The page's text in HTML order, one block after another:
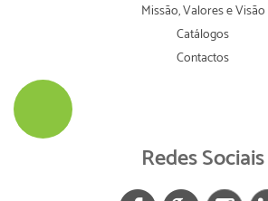
Missão, Valores e Visão
Catálogos
Contactos
Redes Sociais